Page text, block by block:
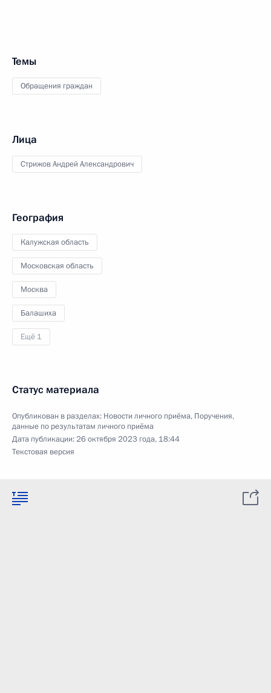
Темы
Обращения граждан
Лица
Стрижов Андрей Александрович
География
Калужская область
Московская область
Москва
Балашиха
Ещё 1
Статус материала
Опубликован в разделах: Новости личного приёма, Поручения,
данные по результатам личного приёма
Дата публикации:26 октября 2023 года, 18:44
Текстовая версия